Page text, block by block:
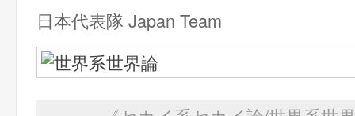
日本代表隊 Japan Team